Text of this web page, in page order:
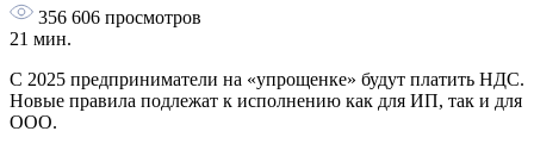
356 606 просмотров
21 мин.
C 2025 предприниматели на «упрощенке» будут платить НДС.
Новые правила подлежат к исполнению как для ИП, так и для
ООО.